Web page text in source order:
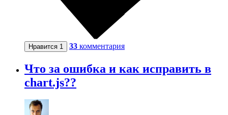
Нравится 1 33 комментария
Что за ошибка и как исправить в
chart.js??